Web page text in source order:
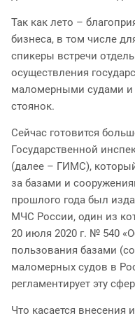
Так как лето –
бизнеса, в том числе
спикеры встречи
осуществления
маломерными судами и
стоянок.
Сейчас готовится
Государственной
(далее – ГИМС),
за базами и
прошлого года был
МЧС России, один из
20 июля 2020 г. № 540
пользования базами
маломерных судов в
регламентирует эту
Что касается